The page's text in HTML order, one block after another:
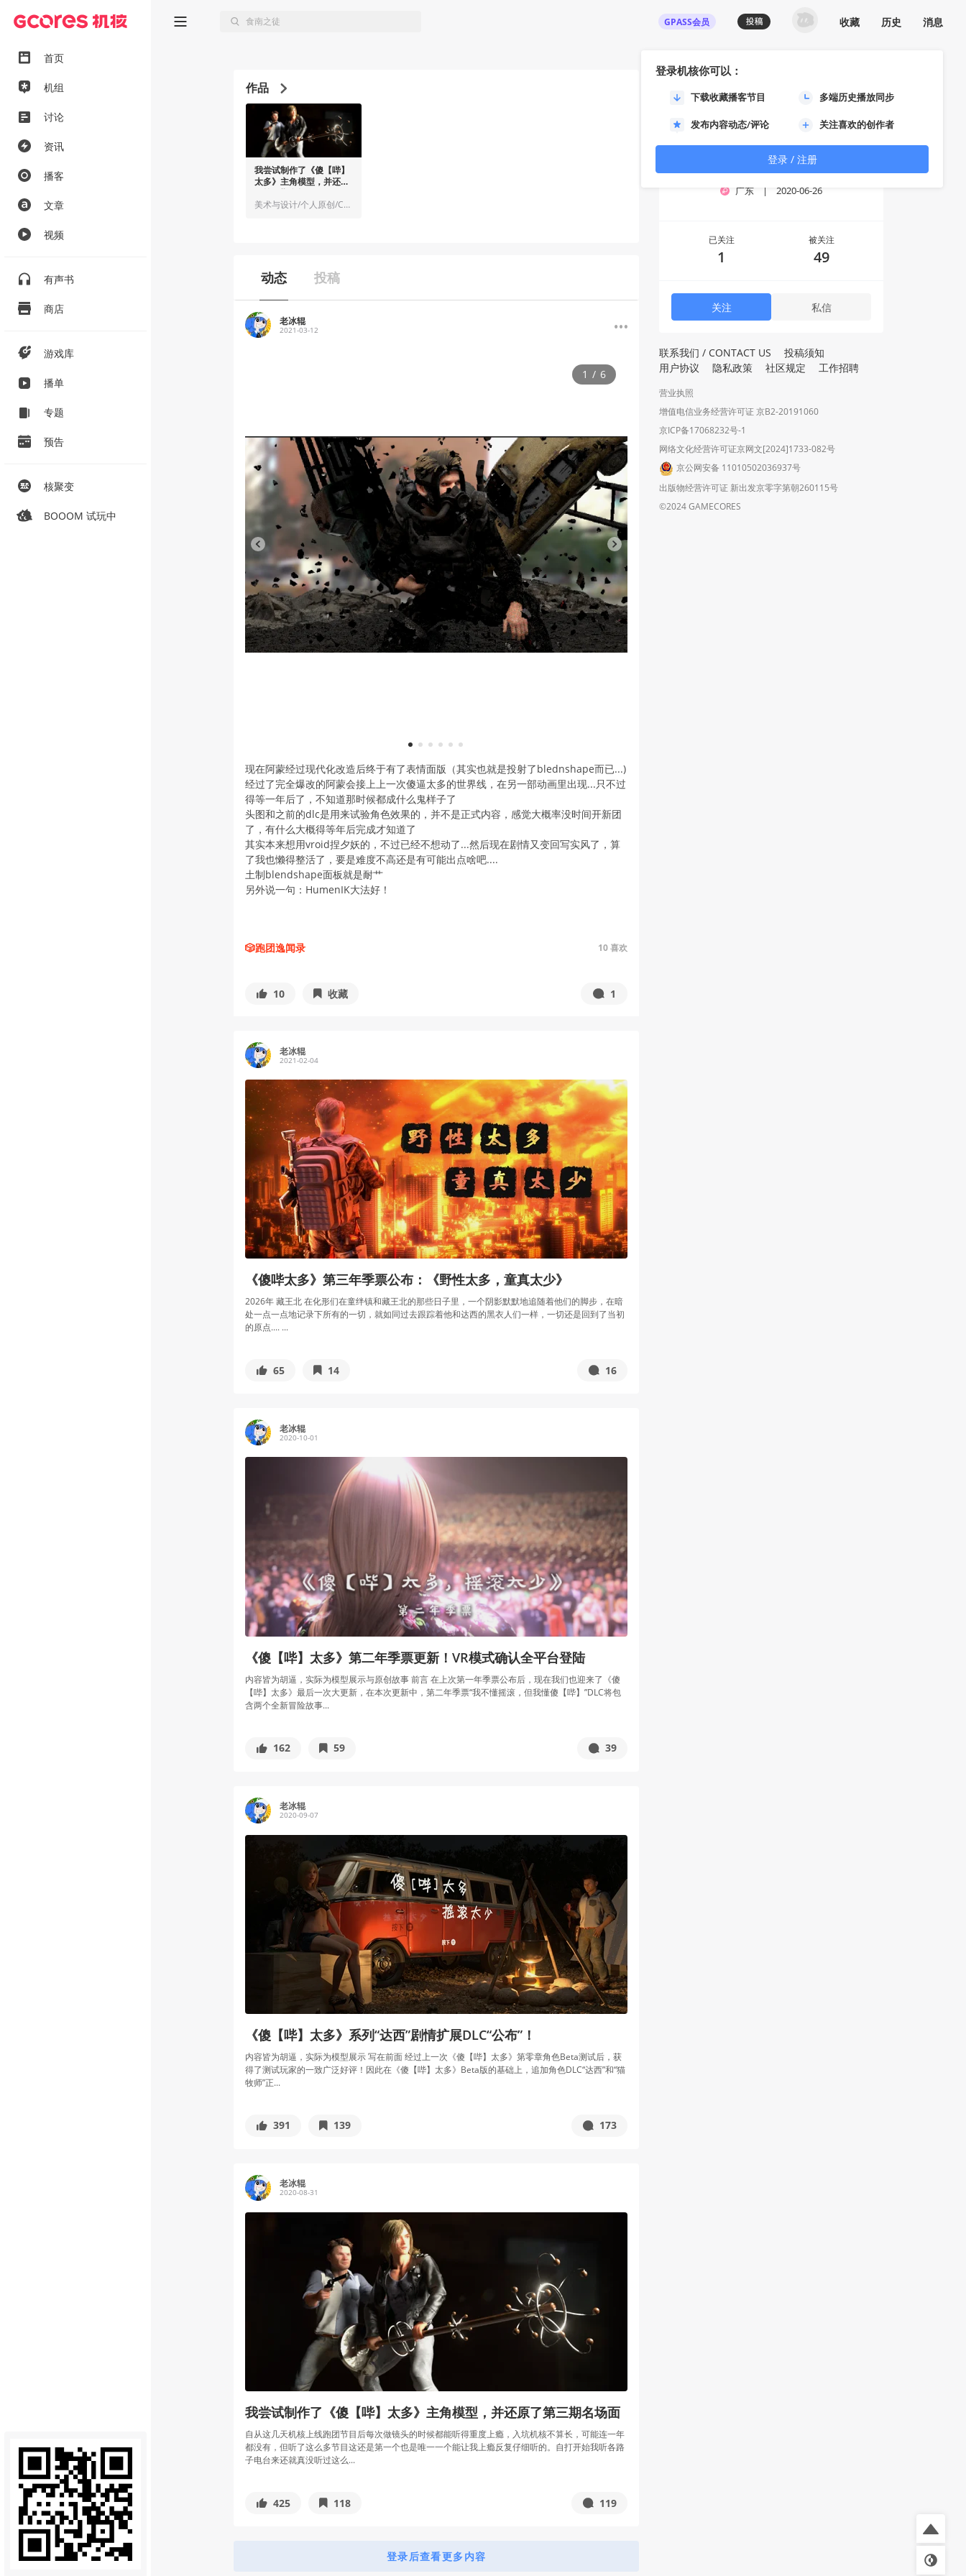
首页
机组
讨论
资讯
播客
文章
视频
有声书
商店
游戏库
播单
专题
预告
核聚变
BOOOM 试玩中
GPASS会员
登录机核你可以：
下载收藏播客节目 多端历史播放同步
发布内容动态/评论 关注喜欢的创作者
登录 / 注册
收藏 历史 消息
作品
我尝试制作了《傻【哔】
太多》主角模型，并还原
美术与设计/个人原创/CG艺术
动态 投稿
老冰辊
2021-03-12
1 2 3 4 5 6
1 / 6
现在阿蒙经过现代化改造后终于有了表情面版（其实也就是投射了blednshape而已...)
经过了完全爆改的阿蒙会接上上一次傻逼太多的世界线，在另一部动画里出现...只不过
得等一年后了，不知道那时候都成什么鬼样子了
头图和之前的dlc是用来试验角色效果的，并不是正式内容，感觉大概率没时间开新团
了，有什么大概得等年后完成才知道了
其实本来想用vroid捏夕妖的，不过已经不想动了...然后现在剧情又变回写实风了，算
了我也懒得整活了，要是难度不高还是有可能出点啥吧....
土制blendshape面板就是耐艹
另外说一句：HumenIK大法好！
🎲跑团逸闻录 10喜欢
10 收藏 1
老冰辊
2021-02-04
《傻哔太多》第三年季票公布：《野性太多，童真太少》
2026年 藏王北 在化形们在童绊镇和藏王北的那些日子里，一个阴影默默地追随着他们的脚步，在暗
处一点一点地记录下所有的一切，就如同过去跟踪着他和达西的黑衣人们一样，一切还是回到了当初
的原点.... ...
65 14 16
老冰辊
2020-10-01
《傻【哔】太多》第二年季票更新！VR模式确认全平台登陆
内容皆为胡逼，实际为模型展示与原创故事 前言 在上次第一年季票公布后，现在我们也迎来了《傻
【哔】太多》最后一次大更新，在本次更新中，第二年季票“我不懂摇滚，但我懂傻【哔】”DLC将包
含两个全新冒险故事...
162 59 39
老冰辊
2020-09-07
《傻【哔】太多》系列“达西”剧情扩展DLC“公布”！
内容皆为胡逼，实际为模型展示 写在前面 经过上一次《傻【哔】太多》第零章角色Beta测试后，获
得了测试玩家的一致广泛好评！因此在《傻【哔】太多》Beta版的基础上，追加角色DLC“达西”和“猫
牧师”正...
391 139 173
老冰辊
2020-08-31
我尝试制作了《傻【哔】太多》主角模型，并还原了第三期名场面
自从这几天机核上线跑团节目后每次做镜头的时候都能听得重度上瘾，入坑机核不算长，可能连一年
都没有，但听了这么多节目这还是第一个也是唯一一个能让我上瘾反复仔细听的。自打开始我听各路
子电台来还就真没听过这么...
425 118 119
登录后查看更多内容
老冰辊
广东 | 2020-06-26
已关注
1
被关注
49
关注 私信
联系我们 / CONTACT US
投稿须知
用户协议
隐私政策 社区规定 工作招聘
营业执照
增值电信业务经营许可证 京B2-20191060
京ICP备17068232号-1
网络文化经营许可证京网文[2024]1733-082号
京公网安备 11010502036937号
出版物经营许可证 新出发京零字第朝260115号
©2024 GAMECORES